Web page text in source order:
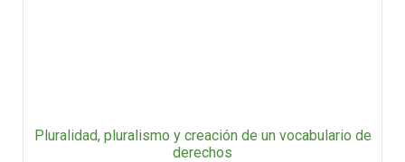
Pluralidad, pluralismo y creación de un vocabulario de
derechos